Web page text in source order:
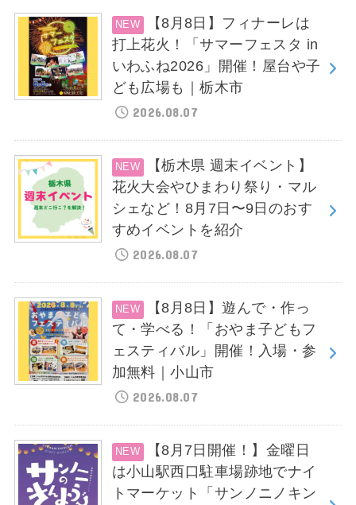
【8月8日】フィナーレは
打上花火！「サマーフェスタ in
いわふね2026」開催！屋台や子
ども広場も｜栃木市
2026.08.07
【栃木県 週末イベント】
花火大会やひまわり祭り・マル
シェなど！8月7日〜9日のおす
すめイベントを紹介
2026.08.07
【8月8日】遊んで・作っ
て・学べる！「おやま子どもフ
ェスティバル」開催！入場・参
加無料｜小山市
2026.08.07
【8月7日開催！】金曜日
は小山駅西口駐車場跡地でナイ
トマーケット「サンノニノキン